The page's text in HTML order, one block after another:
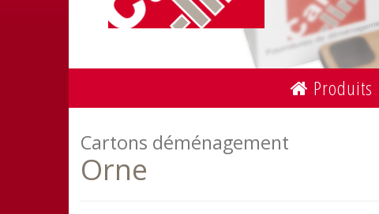
Produits
Cartons déménagement
Orne